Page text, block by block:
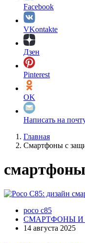
Facebook
VKontakte
Дзен
Pinterest
OK
Написать на
Главная
Смартфоны с
poco c85
СМАРТФОНЫ И
14 августа 2025